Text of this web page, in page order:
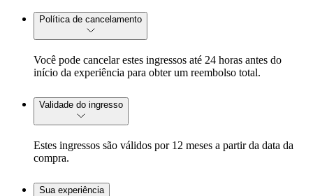
Política de cancelamento
Você pode cancelar estes ingressos até 24 horas antes do
início da experiência para obter um reembolso total.
Validade do ingresso
Estes ingressos são válidos por 12 meses a partir da data da
compra.
Sua experiência